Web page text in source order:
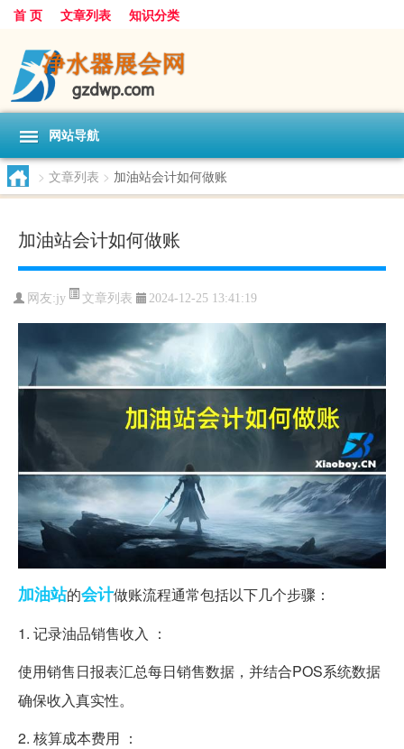
首 页 文章列表 知识分类
网站导航
> 文章列表 > 加油站会计如何做账
加油站会计如何做账
网友:jy 文章列表 2024-12-25 13:41:19
加油站的会计做账流程通常包括以下几个步骤：
1. 记录油品销售收入 ：
使用销售日报表汇总每日销售数据，并结合POS系统数据
确保收入真实性。
2. 核算成本费用 ：